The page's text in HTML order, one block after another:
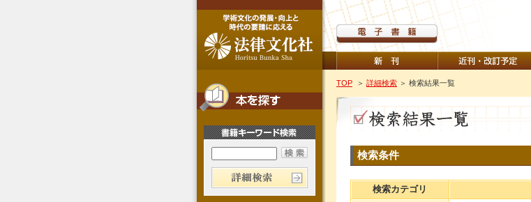
TOP ＞ 詳細検索 ＞ 検索結果一覧
検索条件
検索カテゴリ